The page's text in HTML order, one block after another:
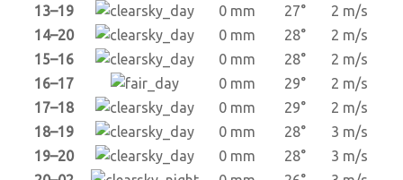
13–19
0 mm 27°
2 m/s
14–20
0 mm 28°
2 m/s
15–16
0 mm 28°
2 m/s
16–17
0 mm 29°
2 m/s
17–18
0 mm 29°
2 m/s
18–19
0 mm 28°
3 m/s
19–20
0 mm 28°
3 m/s